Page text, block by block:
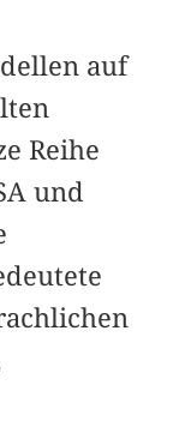
auf
Reihe
und